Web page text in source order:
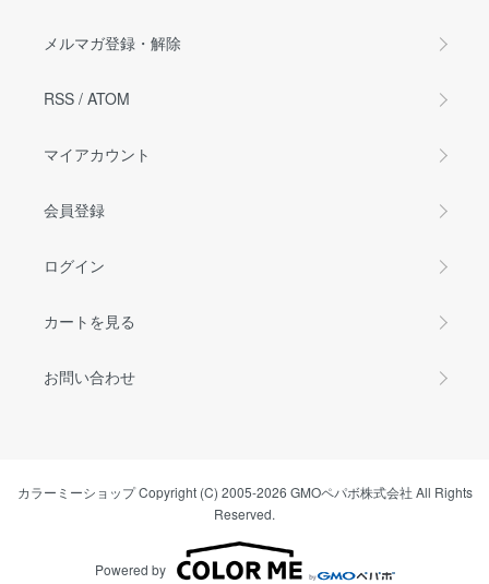
メルマガ登録・解除
RSS / ATOM
マイアカウント
会員登録
ログイン
カートを見る
お問い合わせ
カラーミーショップCopyright (C) 2005-2026 GMOペパボ株式会社 All Rights
Reserved.
Powered by